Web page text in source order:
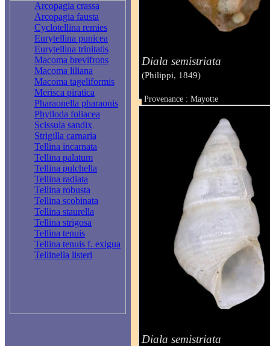
Arcopagia crassa
Arcopagia fausta
Cyclotellina remies
Eurytellina punicea
Eurytellina trinitatis
Macoma brevifrons
Macoma liliana
Macoma tageliformis
Merisca piratica
Pharaonella pharaonis
Phylloda foliacea
Scissula sandix
Strigilla carnaria
Tellina incarnata
Tellina palatum
Tellina pulchella
Tellina radiata
Tellina robusta
Tellina scobinata
Tellina staurella
Tellina strigosa
Tellina tenuis
Tellina tenuis f. exigua
Tellinella listeri
Diala semistriata
(Philippi, 1849)
Provenance : Mayotte
Taille : 2.50 mm
Diala semistriata